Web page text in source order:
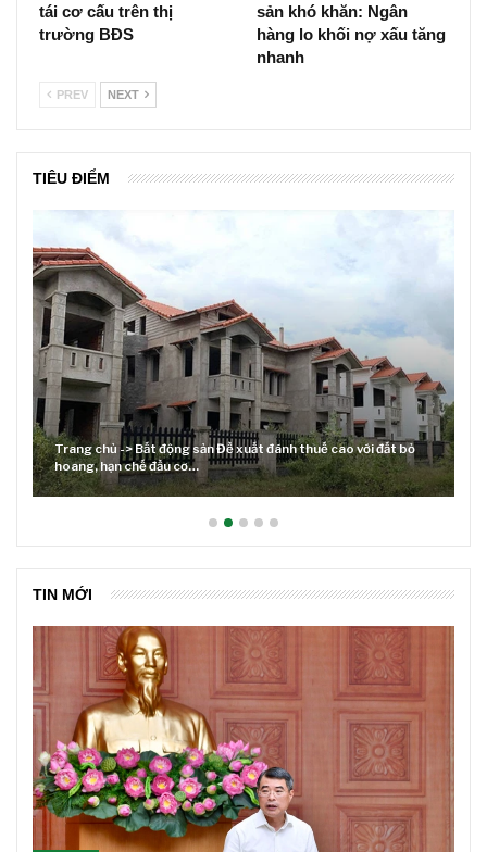
tái cơ cấu trên thị
trường BĐS
sản khó khăn: Ngân
hàng lo khối nợ xấu tăng
nhanh
PREV NEXT
TIÊU ĐIỂM
Lãi suất neo cao và cuộc tái cơ cấu trên thị trường BĐS
TIN MỚI